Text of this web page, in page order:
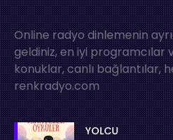
Online radyo dinlemenin
geldiniz, en iyi
konuklar, canlı bağlantılar,
renkradyo.com
YOLCU